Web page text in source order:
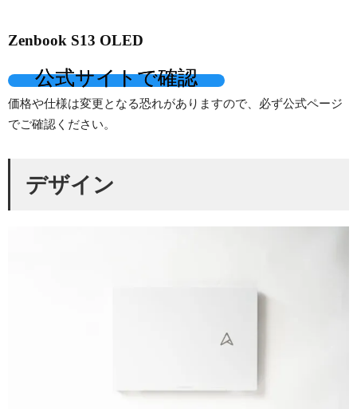
Zenbook S13 OLED
公式サイトで確認
価格や仕様は変更となる恐れがありますので、必ず公式ページ
でご確認ください。
デザイン